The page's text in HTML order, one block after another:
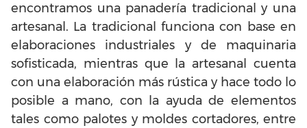
encontramos una panadería tradicional y una
artesanal. La tradicional funciona con base en
elaboraciones industriales y de maquinaria
sofisticada, mientras que la artesanal cuenta
con una elaboración más rústica y hace todo lo
posible a mano, con la ayuda de elementos
tales como palotes y moldes cortadores, entre